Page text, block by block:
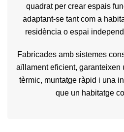
quadrat per crear espais
adaptant-se tant com a
residència o espai
Fabricades amb sistemes
aïllament eficient, garanteixen
tèrmic, muntatge ràpid i una
que un habitatge